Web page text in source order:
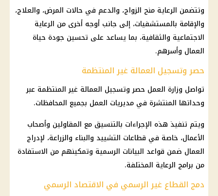
وتتضمن الرعاية منح الزواج، والدعم في حالات المرض، والعلاج،
والإقامة بالمستشفيات، إلى جانب أوجه أخرى من الرعاية
الاجتماعية والثقافية، بما يساعد على تحسين جودة حياة
العمال وأسرهم.
حصر وتسجيل العمالة غير المنتظمة
تواصل وزارة العمل حصر وتسجيل العمالة غير المنتظمة عبر
وحداتها المنتشرة في مديريات العمل بجميع المحافظات.
ويتم تنفيذ هذه الإجراءات بالتنسيق مع المقاولين وأصحاب
الأعمال، خاصة في قطاعات التشييد والبناء والزراعة، لإدراج
العمال ضمن قواعد البيانات الرسمية وتمكينهم من الاستفادة
من برامج الرعاية المختلفة.
دمج القطاع غير الرسمي في الاقتصاد الرسمي